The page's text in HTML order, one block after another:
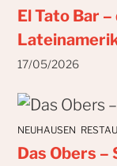
El Tato Bar
17/05/2026
NEUHAUSEN
Das Obers